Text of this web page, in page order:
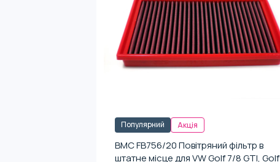
Популярний Акція
BMC FB756/20 Повітряний фільтр в
штатне місце для VW Golf 7/8 GTI, Golf